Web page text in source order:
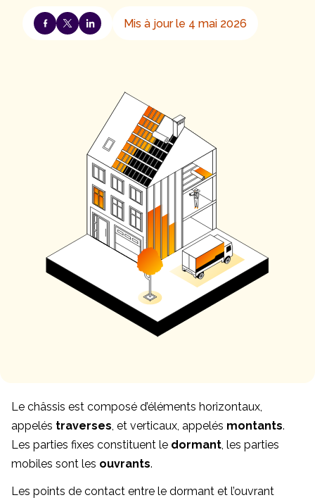
Mis à jour le 4 mai 2026
Le châssis est composé d’éléments horizontaux,
appelés traverses, et verticaux, appelés montants.
Les parties fixes constituent le dormant, les parties
mobiles sont les ouvrants.
Les points de contact entre le dormant et l’ouvrant